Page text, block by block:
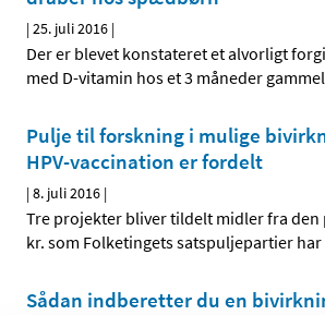
|25. juli 2016 |
Der er blevet konstateret et alvorligt
med D-vitamin hos et 3 måneder
Pulje til forskning i mulige
HPV-vaccination er fordelt
|8. juli 2016 |
Tre projekter bliver tildelt midler fra den
kr. som Folketingets satspuljepartier
Sådan indberetter du en